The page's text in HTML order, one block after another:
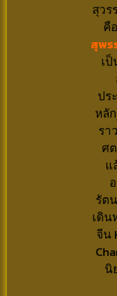
สุว
คื
สุพร
เ
ปร
หลั
รา
ศ
แ
รัต
เดิน
จีน
นิ